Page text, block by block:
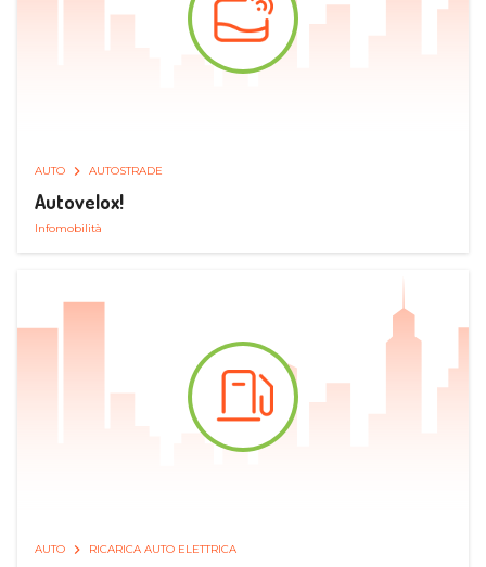
AUTO AUTOSTRADE
Autovelox!
Infomobilità
AUTO RICARICA AUTO ELETTRICA